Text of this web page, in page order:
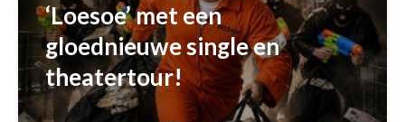
‘Loesoe’ met een
gloednieuwe single en
theatertour!